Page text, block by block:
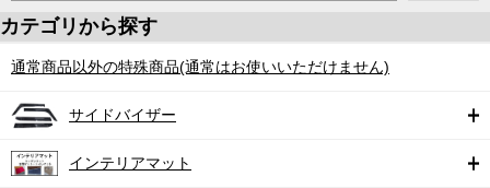
カテゴリから探す
通常商品以外の特殊商品(通常はお使いいただけません)
サイドバイザー
インテリアマット